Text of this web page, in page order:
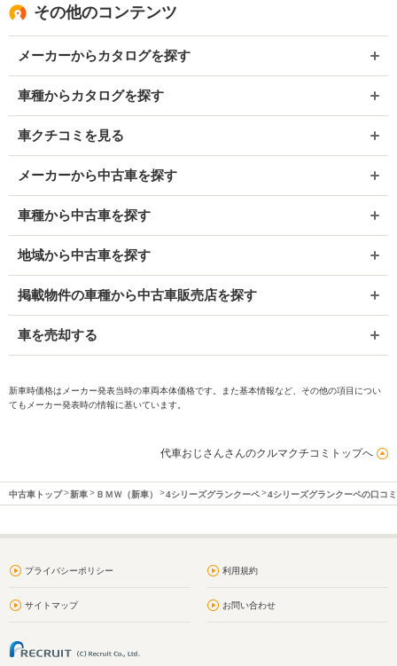
その他のコンテンツ
メーカーからカタログを探す
車種からカタログを探す
車クチコミを見る
メーカーから中古車を探す
車種から中古車を探す
地域から中古車を探す
掲載物件の車種から中古車販売店を探す
車を売却する
新車時価格はメーカー発表当時の車両本体価格です。また基本情報など、その他の項目につい
てもメーカー発表時の情報に基いています。
代車おじさんさんのクルマクチコミトップへ
中古車トップ 新車 ＢＭＷ（新車） 4シリーズグランクーペ 4シリーズグランクーペの口コ
プライバシーポリシー 利用規約
サイトマップ お問い合わせ